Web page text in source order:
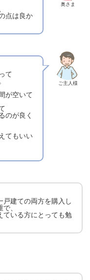
点は良か
奥さま
て
が空いて
のが良く
てもいい
ご主人様
戸建ての両方を購入し
、
ている方にとっても勉